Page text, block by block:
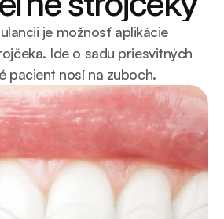
je možnosť aplikácie
Ide o sadu priesvitných
pacient nosí na zuboch.